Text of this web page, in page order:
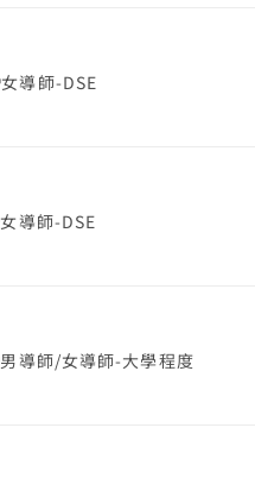
女導師-DSE
女導師-DSE
男導師/女導師-大學程度